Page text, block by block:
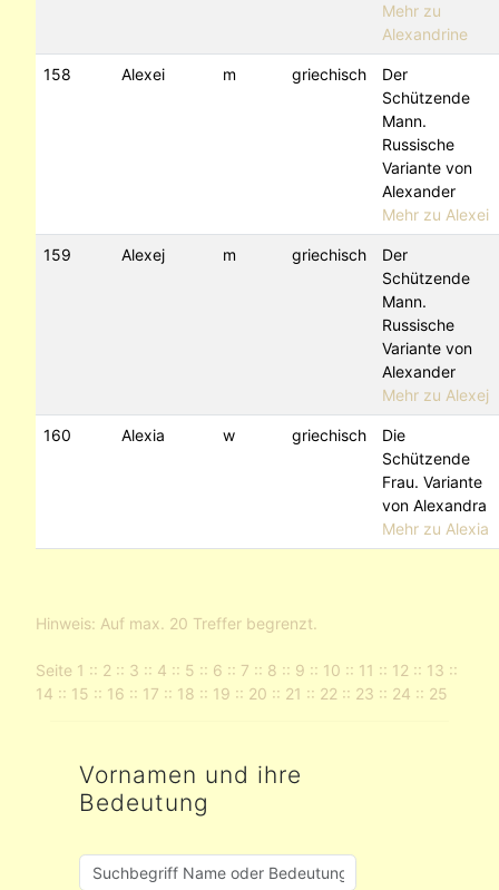
Mehr zu
Alexandrine
158 Alexei m griechisch
Der
Schützende
Mann.
Russische
Variante von
Alexander
Mehr zu Alexei
159 Alexej m griechisch
Der
Schützende
Mann.
Russische
Variante von
Alexander
Mehr zu Alexej
160 Alexia w griechisch
Die
Schützende
Frau. Variante
von Alexandra
Mehr zu Alexia
Hinweis: Auf max. 20 Treffer begrenzt.
Seite 1 :: 2 :: 3 :: 4 :: 5 :: 6 :: 7 :: 8 :: 9 :: 10 :: 11 :: 12 :: 13 ::
14 :: 15 :: 16 :: 17 :: 18 :: 19 :: 20 :: 21 :: 22 :: 23 :: 24 :: 25
Vornamen und ihre
Bedeutung